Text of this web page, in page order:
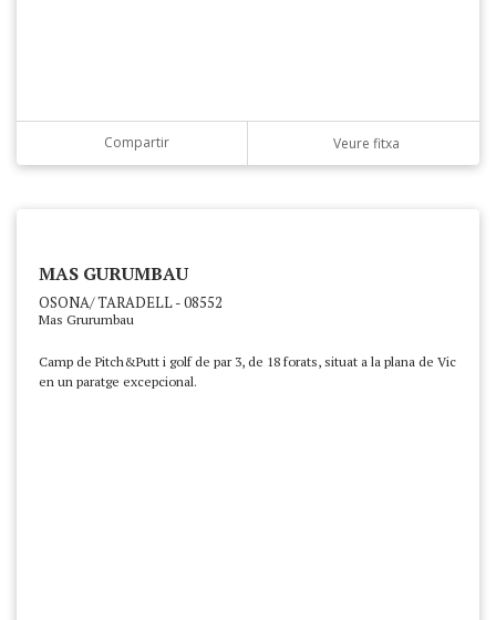
Compartir Veure fitxa
MAS GURUMBAU
OSONA/ TARADELL - 08552
Mas Grurumbau
Camp de Pitch&Putt i golf de par 3, de 18 forats, situat a la plana de Vic
en un paratge excepcional.